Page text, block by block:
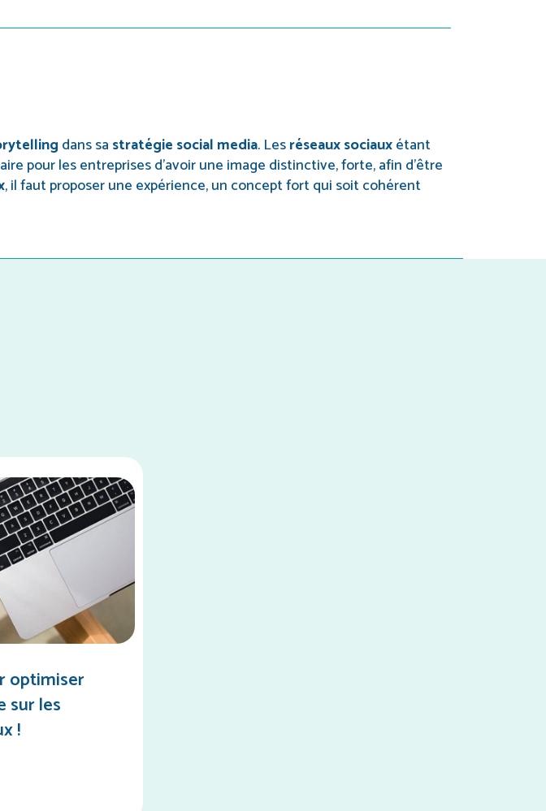
dans sa stratégie social media. Lesréseaux sociauxétant
pour les entreprises d’avoir une image distinctive, forte, afin d’être
, il faut proposer une expérience, un concept fort qui soit cohérent
optimiser
sur les
!